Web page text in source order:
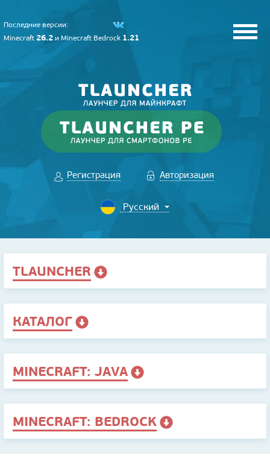
Последние версии:
Minecraft 26.2 и Minecraft Bedrock 1.21
Регистрация Авторизация
TLAUNCHER
КАТАЛОГ
MINECRAFT: JAVA
MINECRAFT: BEDROCK